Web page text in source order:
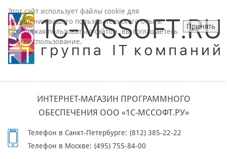
ИНТЕРНЕТ-МАГАЗИН ПРОГРАММНОГО
ОБЕСПЕЧЕНИЯ ООО «1С-МССОФТ.РУ»
Телефон в Санкт-Петербурге: (812) 385-22-22
Телефон в Москве: (495) 755-84-00
Этот сайт использует файлы cookie для
улучшения вашего пользовательского опыта.
Продолжая пользоваться сайтом, вы соглашаетесь
на их использование.
Принять